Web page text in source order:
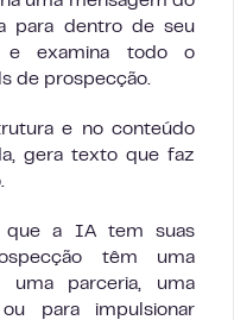
para dentro de seu
e examina todo o
de prospecção.
e no conteúdo
gera texto que faz
que a IA tem suas
têm uma
uma parceria, uma
para impulsionar